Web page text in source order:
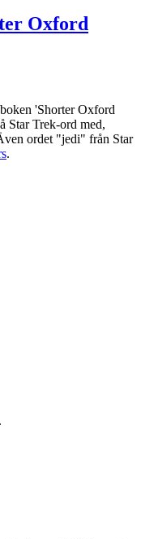
Oxford
'Shorter Oxford
Star Trek-ord med,
ordet "jedi" från Star
.